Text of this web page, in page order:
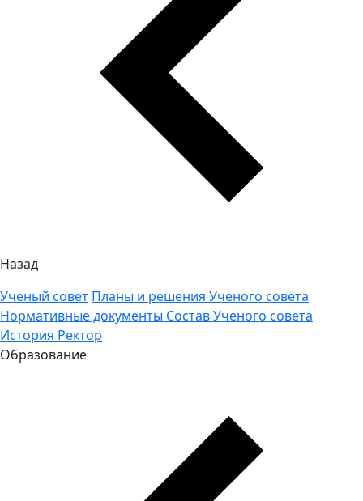
Назад
Ученый совет Планы и решения Ученого совета
Нормативные документы Состав Ученого совета
История Ректор
Образование